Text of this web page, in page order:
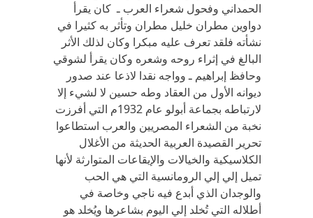
الحمداني وفحول شعراء العرب ـ كان يقرأ
دواوين مطران خليل مطران وتأثر به كثيرا في
نشأته فلقد تعرف عليه مبكرا وكان لذلك الأثر
البالغ في إثراء روحه وشعره وكان يقرأ لشوقي
وحافظ إبراهيم ـ وواجه نقدا لاذعا عند صدور
ديوانه الأول من العقاد وطه حسين لا لشيء إلا
لارتباطه بجماعة أبولو عام 1932م التي أفرزت
نخبة من الشعراء المصريين والعرب استطاعوا
تحرير القصيدة العربية الحديثة من الأغلال
الكلاسيكية والخيالات والإيقاعات المتوارثة لأنها
تميل إلي إلي الرومانسية التي هي الحب
والوجدان الذي أبدع فيه ناجي وخاصة في
أطلاله التي تُخلد إلي اليوم بشاعرها ويُخلد هو